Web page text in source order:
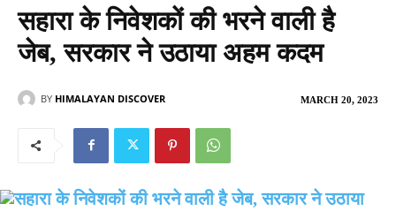
सहारा के निवेशकों की भरने वाली है
जेब, सरकार ने उठाया अहम कदम
MARCH 20, 2023
BY HIMALAYAN DISCOVER